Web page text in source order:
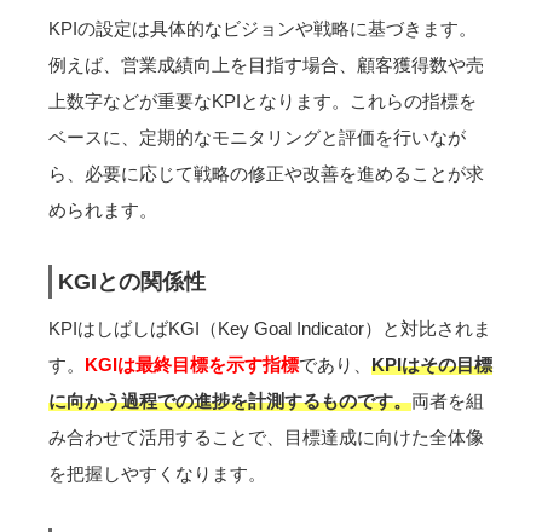
KPIの設定は具体的なビジョンや戦略に基づきます。
例えば、営業成績向上を目指す場合、顧客獲得数や売
上数字などが重要なKPIとなります。これらの指標を
ベースに、定期的なモニタリングと評価を行いなが
ら、必要に応じて戦略の修正や改善を進めることが求
められます。
KGIとの関係性
KPIはしばしばKGI（Key Goal Indicator）と対比されま
す。 KGIは最終目標を示す指標であり、 KPIはその目標
に向かう過程での進捗を計測するものです。両者を組
み合わせて活用することで、目標達成に向けた全体像
を把握しやすくなります。